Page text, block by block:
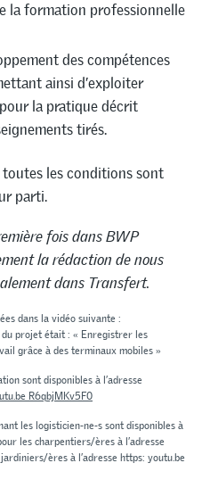
la formation professionnelle
des compétences
ainsi d’exploiter
la pratique décrit
tirés.
toutes les conditions sont
parti.
fois dans BWP
la rédaction de nous
dans Transfert.
dans la vidéo suivante :
projet était : « Enregistrer les
grâce à des terminaux mobiles »
sont disponibles à l’adresse
R6qbjMKv5F0
les logisticien-ne-s sont disponibles à
les charpentiers/ères à l’adresse
ères à l’adresse https: youtu.be